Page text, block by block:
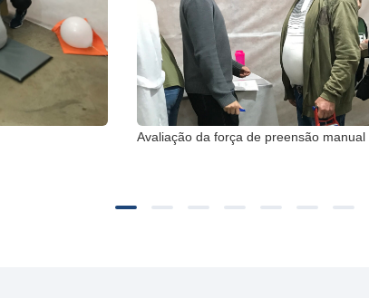
Avaliação da força de preensão manual